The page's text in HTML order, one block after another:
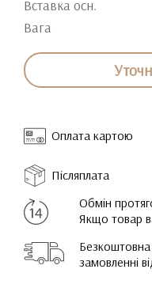
Вставка осн.
Вага
Оплата картою
Післяплата
Обмін
Якщо товар
замовленні